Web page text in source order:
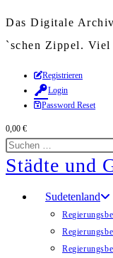
Das Digitale
`schen Zippel. Viel
Zum
Inhalt
springen
Registrieren
Login
Password Reset
0,00 €
Diese
Website
durchsuchen
Städte und
Sudetenland